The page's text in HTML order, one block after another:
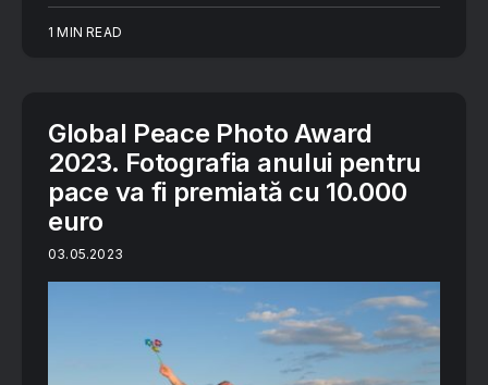
1 MIN READ
Global Peace Photo Award
2023. Fotografia anului pentru
pace va fi premiată cu 10.000
euro
03.05.2023